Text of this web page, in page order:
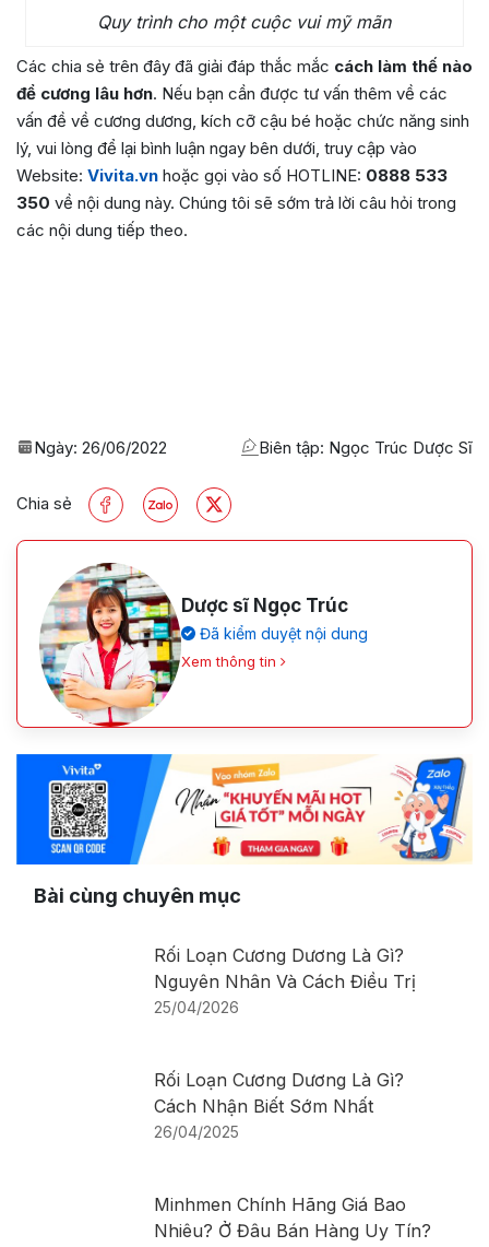
Quy trình cho một cuộc vui mỹ mãn
Các chia sẻ trên đây đã giải đáp thắc mắc cách làm thế nào
để cương lâu hơn. Nếu bạn cần được tư vấn thêm về các
vấn đề về cương dương, kích cỡ cậu bé hoặc chức năng sinh
lý, vui lòng để lại bình luận ngay bên dưới, truy cập vào
Website: Vivita.vn hoặc gọi vào số HOTLINE: 0888 533
350 về nội dung này. Chúng tôi sẽ sớm trả lời câu hỏi trong
các nội dung tiếp theo.
Ngày: 26/06/2022 Biên tập: Ngọc Trúc Dược Sĩ
Chia sẻ
Dược sĩ Ngọc Trúc
Đã kiểm duyệt nội dung
Xem thông tin
Bài cùng chuyên mục
Rối Loạn Cương Dương Là Gì?
Nguyên Nhân Và Cách Điều Trị
25/04/2026
Rối Loạn Cương Dương Là Gì?
Cách Nhận Biết Sớm Nhất
26/04/2025
Minhmen Chính Hãng Giá Bao
Nhiêu? Ở Đâu Bán Hàng Uy Tín?